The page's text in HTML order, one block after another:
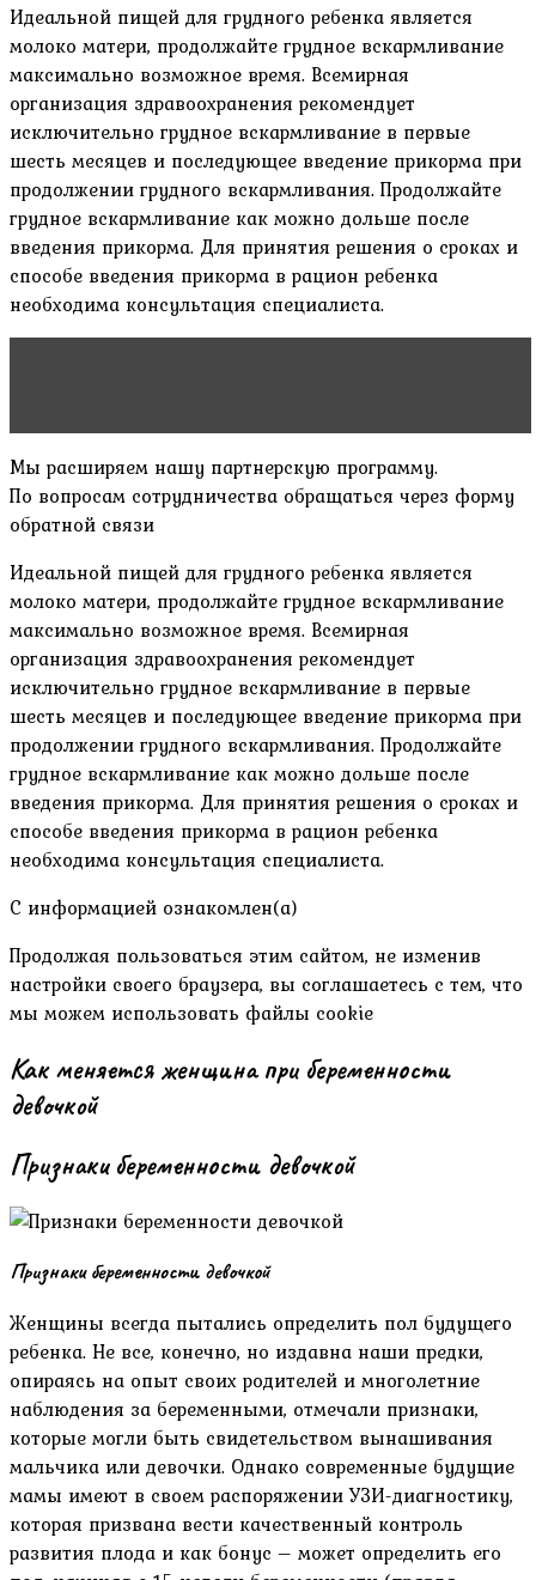
Идеальной пищей для грудного ребенка является
молоко матери, продолжайте грудное вскармливание
максимально возможное время. Всемирная
организация здравоохранения рекомендует
исключительно грудное вскармливание в первые
шесть месяцев и последующее введение прикорма при
продолжении грудного вскармливания. Продолжайте
грудное вскармливание как можно дольше после
введения прикорма. Для принятия решения о сроках и
способе введения прикорма в рацион ребенка
необходима консультация специалиста.
Мы расширяем нашу партнерскую программу.
По вопросам сотрудничества обращаться через форму
обратной связи
Идеальной пищей для грудного ребенка является
молоко матери, продолжайте грудное вскармливание
максимально возможное время. Всемирная
организация здравоохранения рекомендует
исключительно грудное вскармливание в первые
шесть месяцев и последующее введение прикорма при
продолжении грудного вскармливания. Продолжайте
грудное вскармливание как можно дольше после
введения прикорма. Для принятия решения о сроках и
способе введения прикорма в рацион ребенка
необходима консультация специалиста.
С информацией ознакомлен(а)
Продолжая пользоваться этим сайтом, не изменив
настройки своего браузера, вы соглашаетесь с тем, что
мы можем использовать файлы cookie
Как меняется женщина при беременности
девочкой
Признаки беременности девочкой
Признаки беременности девочкой
Женщины всегда пытались определить пол будущего
ребенка. Не все, конечно, но издавна наши предки,
опираясь на опыт своих родителей и многолетние
наблюдения за беременными, отмечали признаки,
которые могли быть свидетельством вынашивания
мальчика или девочки. Однако современные будущие
мамы имеют в своем распоряжении УЗИ-диагностику,
которая призвана вести качественный контроль
развития плода и как бонус – может определить его